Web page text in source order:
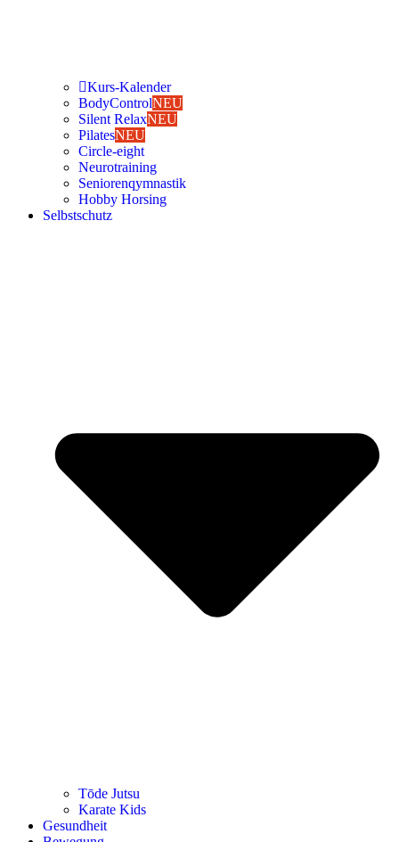
Kurs-Kalen­­der
Body­Con­trolNEU
Silent RelaxNEU
Pila­tesNEU
Cir­cle-eight
Neu­ro­trai­ning
Senio­ren­qym­nas­tik
Hob­by Hor­sing
Selbst­schutz
Tōde Jutsu
Kara­te Kids
Gesund­heit